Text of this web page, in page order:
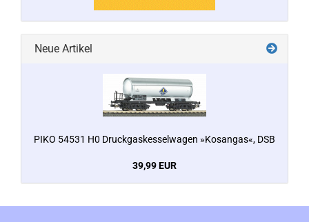
Neue Artikel
PIKO 54531 H0 Druckgaskesselwagen »Kosangas«, DSB
39,99 EUR